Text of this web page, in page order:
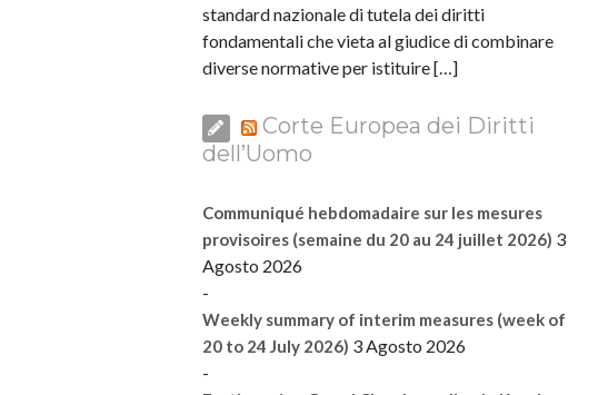
standard nazionale di tutela dei diritti
fondamentali che vieta al giudice di combinare
diverse normative per istituire […]
Corte Europea dei Diritti
dell’Uomo
Communiqué hebdomadaire sur les mesures
provisoires (semaine du 20 au 24 juillet 2026) 3
Agosto 2026
-
Weekly summary of interim measures (week of
20 to 24 July 2026) 3 Agosto 2026
-